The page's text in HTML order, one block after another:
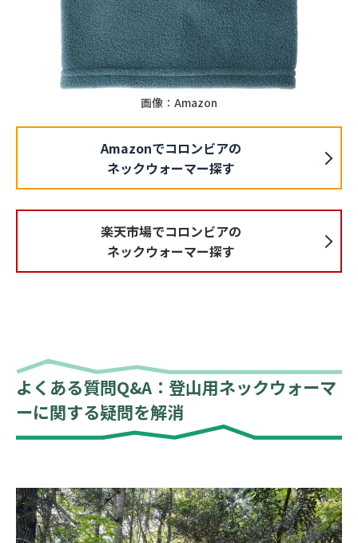
画像：Amazon
Amazonでコロンビアの
ネックウォーマー探す
楽天市場でコロンビアの
ネックウォーマー探す
よくある質問Q&A：登山用ネックウォーマ
ーに関する疑問を解消